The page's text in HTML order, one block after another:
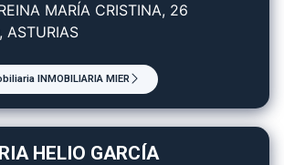
MARÍA CRISTINA, 26
ASTURIAS
INMOBILIARIA MIER
HELIO GARCÍA